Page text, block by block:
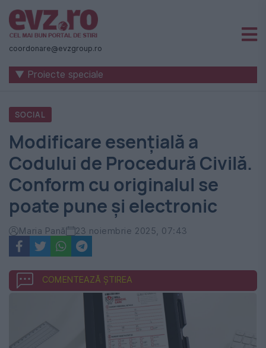
Știri
naționale
internaționale
România
-
Evenimentul
Zilei
coordonare@evzgroup.ro
▼ Proiecte speciale
SOCIAL
Modificare esențială a
Codului de Procedură Civilă.
Conform cu originalul se
poate pune și electronic
Maria Pană 23 noiembrie 2025, 07:43
COMENTEAZĂ ȘTIREA